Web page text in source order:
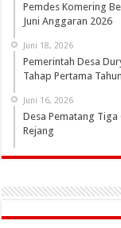
Pemdes Komering
Juni Anggaran 2026
Juni 18, 2026
Pemerintah Desa
Tahap Pertama
Juni 16, 2026
Desa Pematang
Rejang